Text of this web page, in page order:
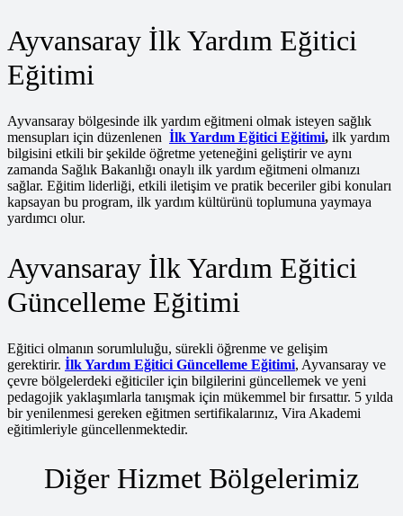
Ayvansaray İlk Yardım Eğitici
Eğitimi
Ayvansaray bölgesinde ilk yardım eğitmeni olmak isteyen sağlık
mensupları için düzenlenen İlk Yardım Eğitici Eğitimi, ilk yardım
bilgisini etkili bir şekilde öğretme yeteneğini geliştirir ve aynı
zamanda Sağlık Bakanlığı onaylı ilk yardım eğitmeni olmanızı
sağlar. Eğitim liderliği, etkili iletişim ve pratik beceriler gibi konuları
kapsayan bu program, ilk yardım kültürünü toplumuna yaymaya
yardımcı olur.
Ayvansaray İlk Yardım Eğitici
Güncelleme Eğitimi
Eğitici olmanın sorumluluğu, sürekli öğrenme ve gelişim
gerektirir. İlk Yardım Eğitici Güncelleme Eğitimi, Ayvansaray ve
çevre bölgelerdeki eğiticiler için bilgilerini güncellemek ve yeni
pedagojik yaklaşımlarla tanışmak için mükemmel bir fırsattır. 5 yılda
bir yenilenmesi gereken eğitmen sertifikalarınız, Vira Akademi
eğitimleriyle güncellenmektedir.
Diğer Hizmet Bölgelerimiz